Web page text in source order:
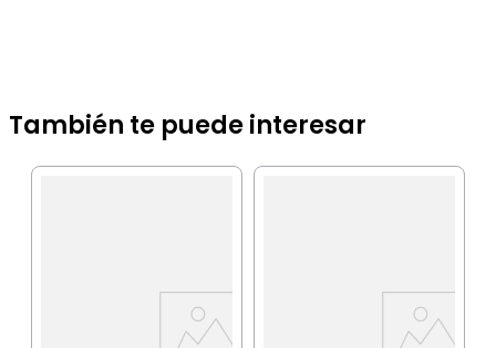
También te puede interesar